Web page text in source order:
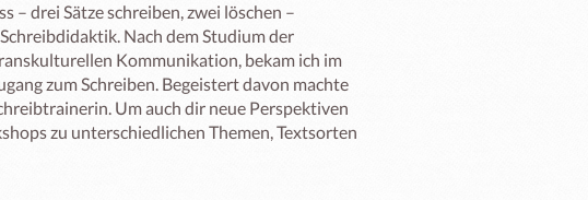
– drei Sätze schreiben, zwei löschen –
Nach dem Studium der
Kommunikation, bekam ich im
zum Schreiben. Begeistert davon machte
Um auch dir neue Perspektiven
zu unterschiedlichen Themen, Textsorten